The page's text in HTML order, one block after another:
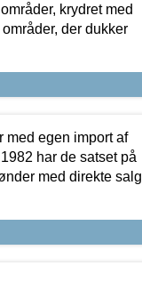
krydret med
der dukker
med egen import af
har de satset på
med direkte salg